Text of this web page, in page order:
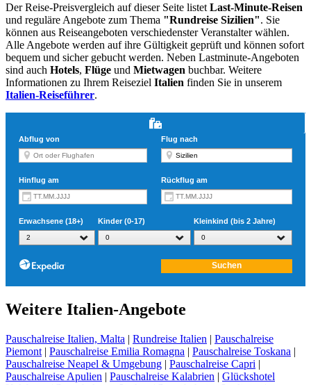
Der Reise-Preisvergleich auf dieser Seite listet Last-Minute-Reisen
und reguläre Angebote zum Thema "Rundreise Sizilien". Sie
können aus Reiseangeboten verschiedenster Veranstalter wählen.
Alle Angebote werden auf ihre Gültigkeit geprüft und können sofort
bequem und sicher gebucht werden. Neben Lastminute-Angeboten
sind auch Hotels, Flüge und Mietwagen buchbar. Weitere
Informationen zu Ihrem Reiseziel Italien finden Sie in unserem
Italien-Reiseführer.
Weitere Italien-Angebote
Pauschalreise Italien, Malta | Rundreise Italien | Pauschalreise
Piemont | Pauschalreise Emilia Romagna | Pauschalreise Toskana |
Pauschalreise Neapel & Umgebung | Pauschalreise Capri |
Pauschalreise Apulien | Pauschalreise Kalabrien | Glückshotel